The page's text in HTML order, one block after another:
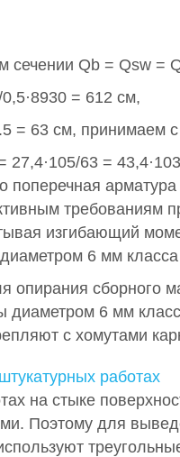
сечении Qb = Qsw =
= 612 см,
= 63 см, принимаем
63 =
поперечная арматура
требованиям
изгибающий
6 мм
опирания сборного
диаметром 6 мм
с хомутами
работах
на стыке
Поэтому для